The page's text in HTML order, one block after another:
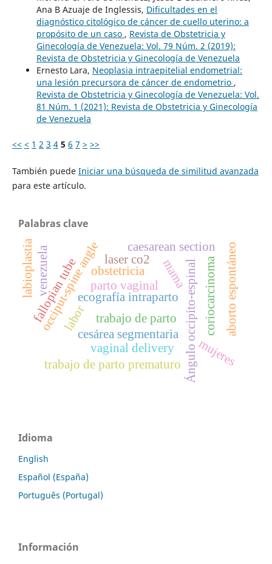
Ana B Azuaje de Inglessis, Dificultades en el
diagnóstico citológico de cáncer de cuello uterino: a
propósito de un caso , Revista de Obstetricia y
Ginecología de Venezuela: Vol. 79 Núm. 2 (2019):
Revista de Obstetricia y Ginecología de Venezuela
Ernesto Lara, Neoplasia intraepitelial endometrial:
una lesión precursora de cáncer de endometrio ,
Revista de Obstetricia y Ginecología de Venezuela: Vol.
81 Núm. 1 (2021): Revista de Obstetricia y Ginecología
de Venezuela
<< < 1 2 3 4 5 6 7 > >>
También puede Iniciar una búsqueda de similitud avanzada
para este artículo.
Palabras clave
trabajo de parto
ecografía intraparto Ángulo occipito-espinal
parto vaginal
cesárea segmentaria
labor
occiput-spine angle
vaginal delivery
caesarean section
coriocarcinoma
fallopian tube
trabajo de parto prematuro
aborto espontáneo
venezuela obstetricia
labioplastia laser co2
mujeres
mama
Idioma
English
Español (España)
Português (Portugal)
Información